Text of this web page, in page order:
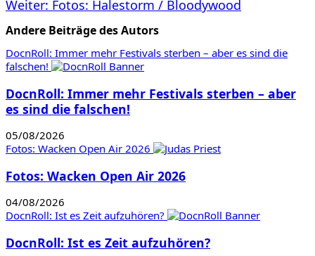
Weiter: Fotos: Halestorm / Bloodywood
Andere Beiträge des Autors
DocnRoll: Immer mehr Festivals sterben – aber es sind die
falschen!
DocnRoll: Immer mehr Festivals sterben – aber
es sind die falschen!
05/08/2026
Fotos: Wacken Open Air 2026
Fotos: Wacken Open Air 2026
04/08/2026
DocnRoll: Ist es Zeit aufzuhören?
DocnRoll: Ist es Zeit aufzuhören?